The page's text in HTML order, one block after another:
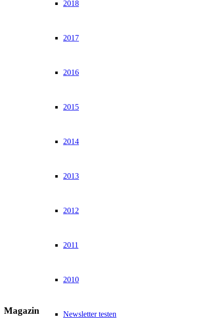
2018
2017
2016
2015
2014
2013
2012
2011
2010
Newsletter testen
Magazin